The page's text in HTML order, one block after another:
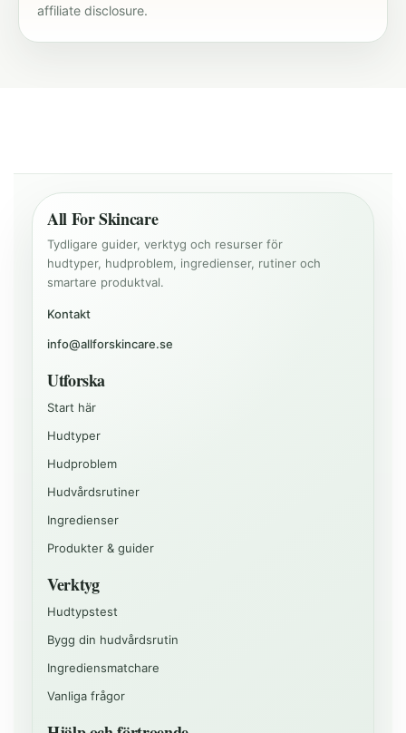
affiliate disclosure.
All For Skincare
Tydligare guider, verktyg och resurser för
hudtyper, hudproblem, ingredienser, rutiner och
smartare produktval.
Kontakt
info@allforskincare.se
Utforska
Start här
Hudtyper
Hudproblem
Hudvårdsrutiner
Ingredienser
Produkter & guider
Verktyg
Hudtypstest
Bygg din hudvårdsrutin
Ingrediensmatchare
Vanliga frågor